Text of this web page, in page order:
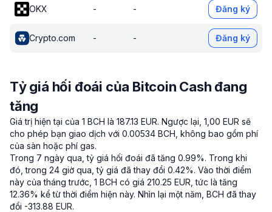
OKX - - Đăng ký
Crypto.com - - Đăng ký
Tỷ giá hối đoái của Bitcoin Cash đang
tăng
Giá trị hiện tại của 1 BCH là 187.13 EUR. Ngược lại, 1,00 EUR sẽ
cho phép bạn giao dịch với 0.00534 BCH, không bao gồm phí
của sàn hoặc phí gas.
Trong 7 ngày qua, tỷ giá hối đoái đã tăng 0.99%. Trong khi
đó, trong 24 giờ qua, tỷ giá đã thay đổi 0.42%. Vào thời điểm
này của tháng trước, 1 BCH có giá 210.25 EUR, tức là tăng
12.36% kể từ thời điểm hiện này. Nhìn lại một năm, BCH đã thay
đổi -313.88 EUR.